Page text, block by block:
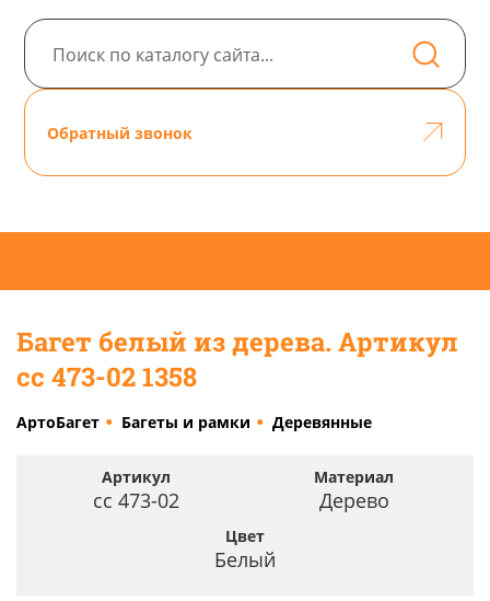
Обратный звонок
Багет белый из дерева. Артикул
cc 473-02 1358
АртоБагет Багеты и рамки Деревянные
Артикул
cc 473-02
Материал
Дерево
Цвет
Белый